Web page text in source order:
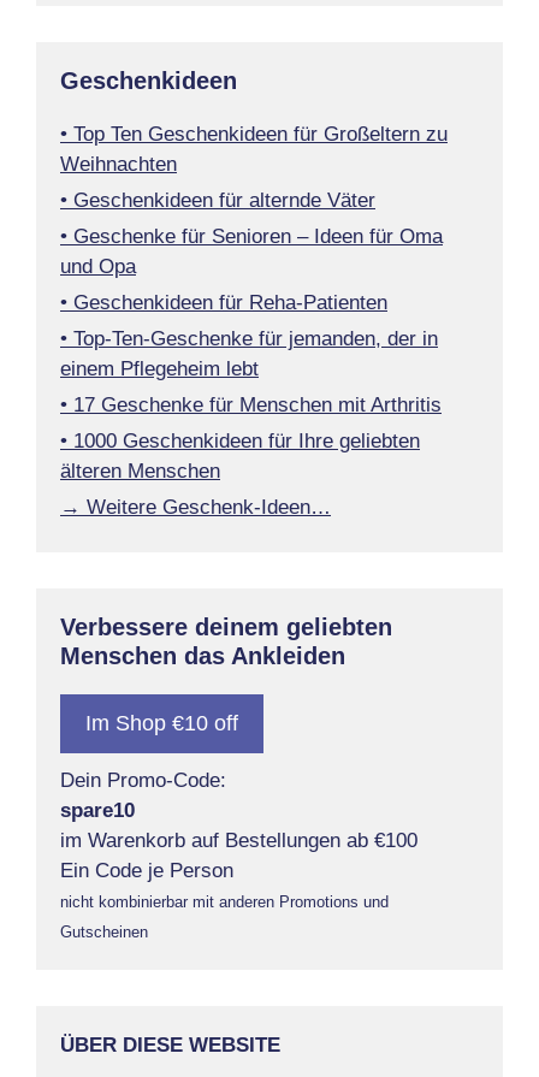
Geschenkideen
• Top Ten Geschenkideen für Großeltern zu
Weihnachten
• Geschenkideen für alternde Väter
• Geschenke für Senioren – Ideen für Oma
und Opa
• Geschenkideen für Reha-Patienten
• Top-Ten-Geschenke für jemanden, der in
einem Pflegeheim lebt
• 17 Geschenke für Menschen mit Arthritis
• 1000 Geschenkideen für Ihre geliebten
älteren Menschen
→ Weitere Geschenk-Ideen…
Verbessere deinem geliebten
Menschen das Ankleiden
Im Shop €10 off
Dein Promo-Code:
spare10
im Warenkorb auf Bestellungen ab €100
Ein Code je Person
nicht kombinierbar mit anderen Promotions und
Gutscheinen
ÜBER DIESE WEBSITE